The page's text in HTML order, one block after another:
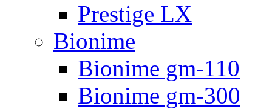
Prestige LX
Bionime
Bionime gm-110
Bionime gm-300